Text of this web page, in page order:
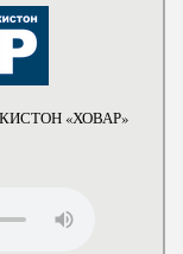
«ХОВАР»